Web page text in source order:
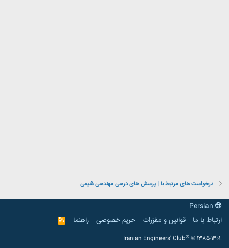
درخواست های مرتبط با | پرسش های درسی مهندسی شیمی
ارتباط با ما
قوانین و مقرّرات حریم خصوصی راهنما
R
S
Iranian Engineers' Club® © 1385-1401.